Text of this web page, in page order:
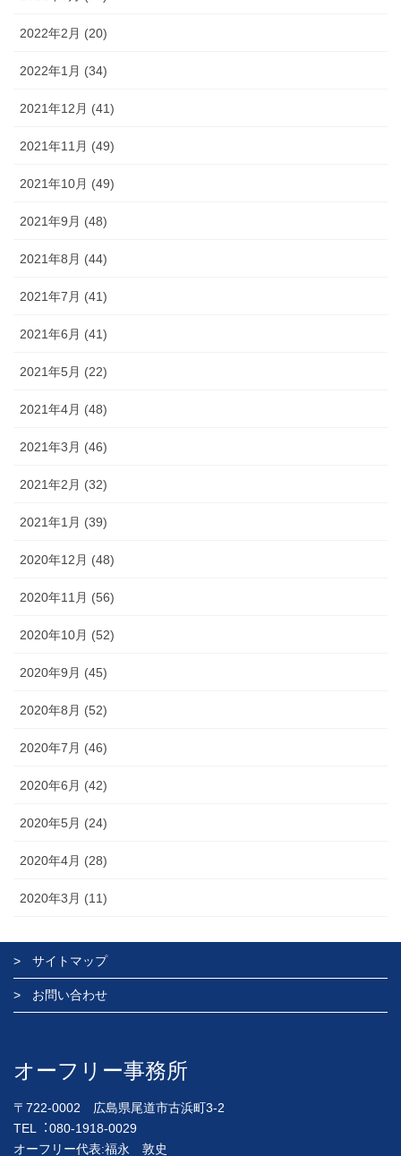
2022年2月 (20)
2022年1月 (34)
2021年12月 (41)
2021年11月 (49)
2021年10月 (49)
2021年9月 (48)
2021年8月 (44)
2021年7月 (41)
2021年6月 (41)
2021年5月 (22)
2021年4月 (48)
2021年3月 (46)
2021年2月 (32)
2021年1月 (39)
2020年12月 (48)
2020年11月 (56)
2020年10月 (52)
2020年9月 (45)
2020年8月 (52)
2020年7月 (46)
2020年6月 (42)
2020年5月 (24)
2020年4月 (28)
2020年3月 (11)
サイトマップ
お問い合わせ
オーフリー事務所
〒722-0002 広島県尾道市古浜町3-2
TEL︓080-1918-0029
オーフリー代表:福永 敦史